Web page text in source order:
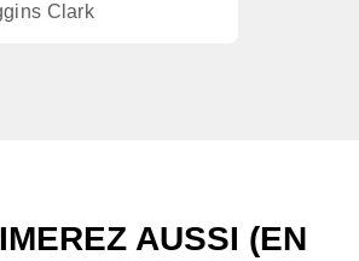
Clark
AUSSI (EN